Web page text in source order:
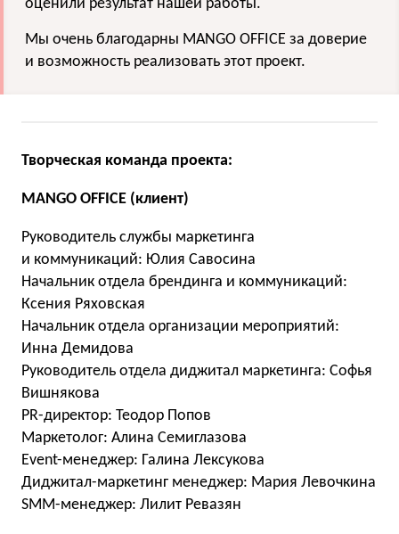
оценили результат нашей работы.
Мы очень благодарны MANGO OFFICE за доверие
и возможность реализовать этот проект.
Творческая команда проекта:
MANGO OFFICE (клиент)
Руководитель службы маркетинга
и коммуникаций: Юлия Савосина
Начальник отдела брендинга и коммуникаций:
Ксения Ряховская
Начальник отдела организации мероприятий:
Инна Демидова
Руководитель отдела диджитал маркетинга: Софья
Вишнякова
PR-директор: Теодор Попов
Маркетолог: Алина Семиглазова
Event-менеджер: Галина Лексукова
Диджитал-маркетинг менеджер: Мария Левочкина
SMM-менеджер: Лилит Ревазян